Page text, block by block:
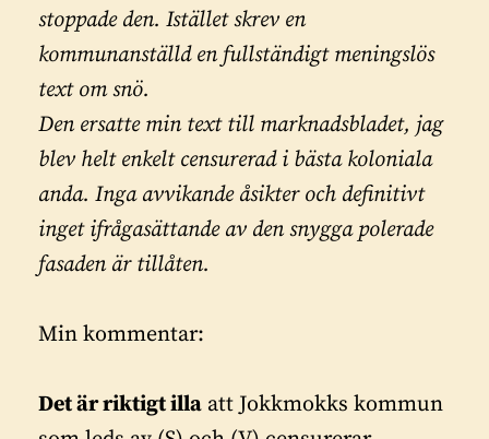
stoppade den. Istället skrev en
kommunanställd en fullständigt meningslös
text om snö.
Den ersatte min text till marknadsbladet, jag
blev helt enkelt censurerad i bästa koloniala
anda. Inga avvikande åsikter och definitivt
inget ifrågasättande av den snygga polerade
fasaden är tillåten.
Min kommentar:
Det är riktigt illa att Jokkmokks kommun